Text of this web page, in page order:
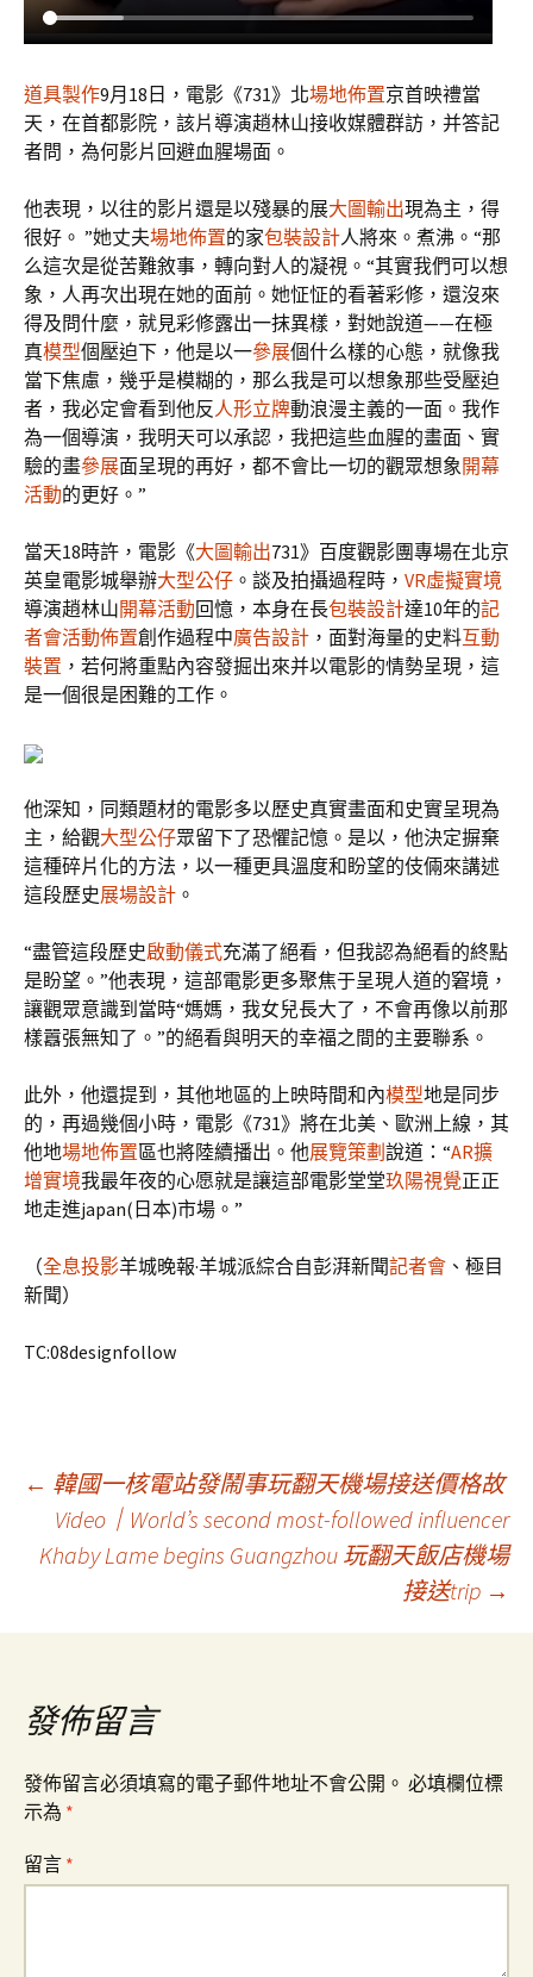
道具製作9月18日，電影《731》北場地佈置京首映禮當
天，在首都影院，該片導演趙林山接收媒體群訪，并答記
者問，為何影片回避血腥場面。
他表現，以往的影片還是以殘暴的展大圖輸出現為主，得
很好。 ”她丈夫場地佈置的家包裝設計人將來。煮沸。“那
么這次是從苦難敘事，轉向對人的凝視。“其實我們可以想
象，人再次出現在她的面前。她怔怔的看著彩修，還沒來
得及問什麼，就見彩修露出一抹異樣，對她說道——在極
真模型個壓迫下，他是以一參展個什么樣的心態，就像我
當下焦慮，幾乎是模糊的，那么我是可以想象那些受壓迫
者，我必定會看到他反人形立牌動浪漫主義的一面。我作
為一個導演，我明天可以承認，我把這些血腥的畫面、實
驗的畫參展面呈現的再好，都不會比一切的觀眾想象開幕
活動的更好。”
當天18時許，電影《大圖輸出731》百度觀影團專場在北京
英皇電影城舉辦大型公仔 。談及拍攝過程時， VR虛擬實境
導演趙林山開幕活動回憶，本身在長包裝設計達10年的記
者會活動佈置創作過程中廣告設計 ，面對海量的史料互動
裝置 ，若何將重點內容發掘出來并以電影的情勢呈現，這
是一個很是困難的工作。
他深知，同類題材的電影多以歷史真實畫面和史實呈現為
主，給觀大型公仔眾留下了恐懼記憶。是以，他決定摒棄
這種碎片化的方法，以一種更具溫度和盼望的伎倆來講述
這段歷史展場設計 。
“盡管這段歷史啟動儀式充滿了絕看，但我認為絕看的終點
是盼望。”他表現，這部電影更多聚焦于呈現人道的窘境，
讓觀眾意識到當時“媽媽，我女兒長大了，不會再像以前那
樣囂張無知了。”的絕看與明天的幸福之間的主要聯系。
此外，他還提到，其他地區的上映時間和內模型地是同步
的，再過幾個小時，電影《731》將在北美、歐洲上線，其
他地場地佈置區也將陸續播出。他展覽策劃 說道：“AR擴
增實境我最年夜的心愿就是讓這部電影堂堂玖陽視覺正正
地走進japan(日本)市場。”
（全息投影羊城晚報·羊城派綜合自彭湃新聞記者會 、極目
新聞）
TC:08designfollow
文
章
導
覽
← 韓國一核電站發鬧事玩翻天機場接送價格故
Video｜World’s second most-followed influencer
Khaby Lame begins Guangzhou 玩翻天飯店機場
接送trip →
發佈留言
發佈留言必須填寫的電子郵件地址不會公開。 必填欄位標
示為 *
留言 *